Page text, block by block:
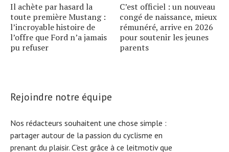
Il achète par hasard la
toute première Mustang :
l’incroyable histoire de
l’offre que Ford n’a jamais
pu refuser
C’est officiel : un nouveau
congé de naissance, mieux
rémunéré, arrive en 2026
pour soutenir les jeunes
parents
Rejoindre notre équipe
Nos rédacteurs souhaitent une chose simple :
partager autour de la passion du cyclisme en
prenant du plaisir. C'est grâce à ce leitmotiv que